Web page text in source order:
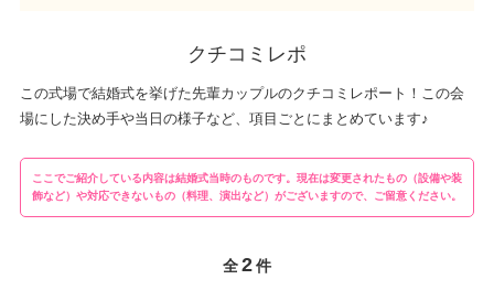
クチコミレポ
この式場で結婚式を挙げた先輩カップルのクチコミレポート！この会
場にした決め手や当日の様子など、項目ごとにまとめています♪
ここでご紹介している内容は結婚式当時のものです。現在は変更されたもの（設備や装
飾など）や対応できないもの（料理、演出など）がございますので、ご留意ください。
全2件